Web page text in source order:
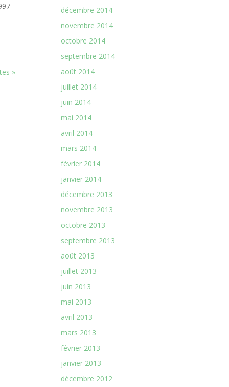
»
décembre 2014
novembre 2014
octobre 2014
septembre 2014
août 2014
juillet 2014
juin 2014
mai 2014
avril 2014
mars 2014
février 2014
janvier 2014
décembre 2013
novembre 2013
octobre 2013
septembre 2013
août 2013
juillet 2013
juin 2013
mai 2013
avril 2013
mars 2013
février 2013
janvier 2013
décembre 2012